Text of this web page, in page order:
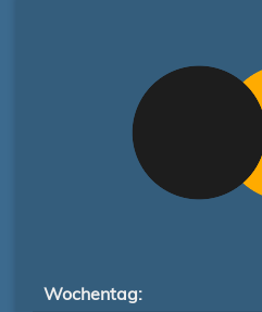
Wochentag: